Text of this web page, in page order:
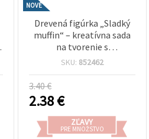
NOVÉ
Drevená figúrka „Sladký
muffin“ – kreatívna sada
na tvorenie s
modelovacou hmotou na
dekorovanie pre deti
SKU: 852462
3.40 €
2.38€
ZĽAVY
PRE MNOŽSTVO